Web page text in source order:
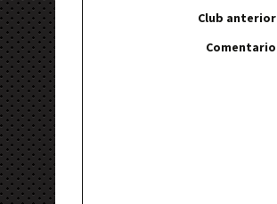
Club anterior
Comentario